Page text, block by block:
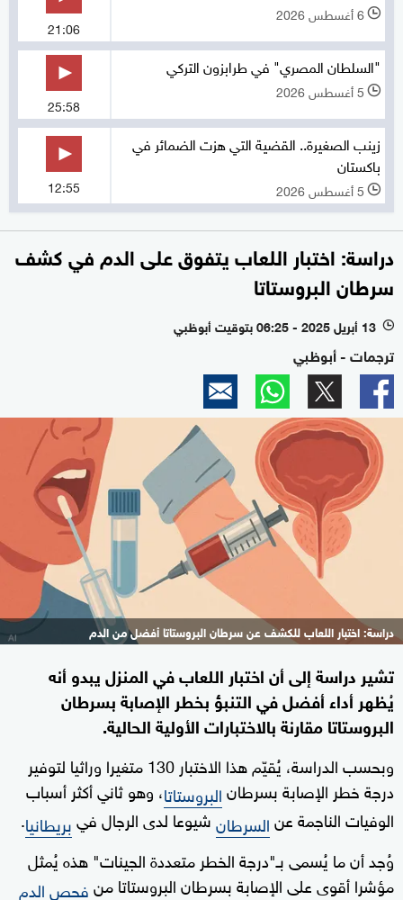
l 6 أغسطس 2026
21:06
"السلطان المصري" في طرابزون التركي
l 5 أغسطس 2026
25:58
زينب الصغيرة.. القضية التي هزت الضمائر في
باكستان
l 5 أغسطس 2026 12:55
دراسة: اختبار اللعاب يتفوق على الدم في كشف
سرطان البروستاتا
l 13 أبريل 2025 - 06:25 بتوقيت أبوظبي
ترجمات - أبوظبي
دراسة: اختبار اللعاب للكشف عن سرطان البروستاتا أفضل من الدم
تشير دراسة إلى أن اختبار اللعاب في المنزل يبدو أنه
يُظهر أداء أفضل في التنبؤ بخطر الإصابة بسرطان
البروستاتا مقارنة بالاختبارات الأولية الحالية.
وبحسب الدراسة، يُقيّم هذا الاختبار 130 متغيرا وراثيا لتوفير
درجة خطر الإصابة بسرطانالبروستاتا، وهو ثاني أكثر أسباب
الوفيات الناجمة عنالسرطانشيوعا لدى الرجال فيبريطانيا.
وُجد أن ما يُسمى بـ"درجة الخطر متعددة الجينات" هذه يُمثل
مؤشرا أقوى على الإصابة بسرطان البروستاتا منفحص الدم